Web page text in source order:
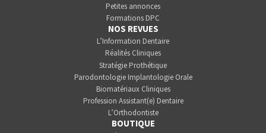
Petites annonces
Formations DPC
NOS REVUES
L’Information Dentaire
Réalités Cliniques
Stratégie Prothétique
Parodontologie Implantologie Orale
Biomatériaux Cliniques
Profession Assistant(e) Dentaire
L’Orthodontiste
BOUTIQUE